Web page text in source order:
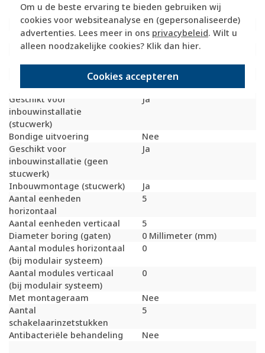
Om u de beste ervaring te bieden gebruiken wij
cookies voor websiteanalyse en (gepersonaliseerde)
advertenties. Lees meer in ons privacybeleid. Wilt u
alleen noodzakelijke cookies? Klik dan hier.
Cookies accepteren
(vergelijkbaar)
Slagvastheid
IK07
Beschermingsgraad (IP)
IP20
Geschikt voor vloerpot
Nee
Transparant
Nee
Uitvoering oppervlakte
Mat
Geschikt voor wandgoot
Ja
Geschikt voor
inbouwinstallatie
(stucwerk)
Ja
Bondige uitvoering
Nee
Geschikt voor
inbouwinstallatie (geen
stucwerk)
Ja
Inbouwmontage (stucwerk)
Ja
Aantal eenheden
horizontaal
5
Aantal eenheden verticaal
5
Diameter boring (gaten)
0 Millimeter (mm)
Aantal modules horizontaal
(bij modulair systeem)
0
Aantal modules verticaal
(bij modulair systeem)
0
Met montageraam
Nee
Aantal
schakelaarinzetstukken
5
Antibacteriële behandeling Nee